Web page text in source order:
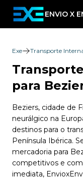
ENVIO X
Exe Transporte
para
Beziers, cidade de
neurálgico na
destinos para o
Península Ibérica.
mercadoria para
competitivos e
imediata,